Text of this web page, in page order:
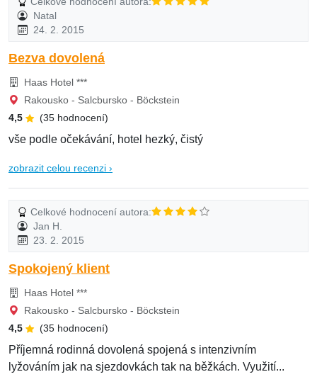
Natal
24. 2. 2015
Bezva dovolená
Haas Hotel ***
Rakousko - Salcbursko - Böckstein
4,5
(35 hodnocení)
vše podle očekávání, hotel hezký, čistý
zobrazit celou recenzi ›
Celkové hodnocení autora:
Jan H.
23. 2. 2015
Spokojený klient
Haas Hotel ***
Rakousko - Salcbursko - Böckstein
4,5
(35 hodnocení)
Příjemná rodinná dovolená spojená s intenzivním
lyžováním jak na sjezdovkách tak na běžkách. Využití...